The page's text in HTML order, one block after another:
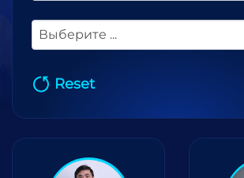
Выберите ...
Reset